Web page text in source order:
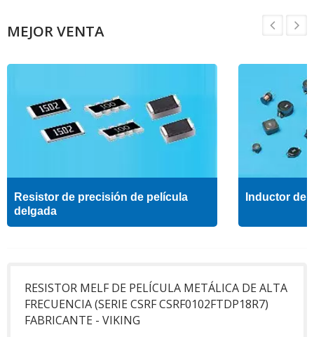
MEJOR VENTA
Resistor de precisión de película
delgada
Inductor de
RESISTOR MELF DE PELÍCULA METÁLICA DE ALTA
FRECUENCIA (SERIE CSRF CSRF0102FTDP18R7)
FABRICANTE - VIKING